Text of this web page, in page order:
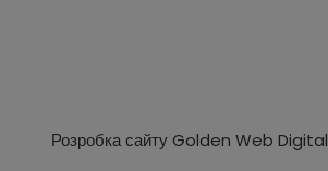
Розробка сайту Golden Web Digital